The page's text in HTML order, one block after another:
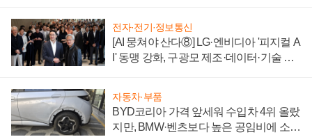
전자·전기·정보통신
[AI 뭉쳐야 산다⑧] LG·엔비디아 '피지컬 A
I' 동맹 강화, 구광모 제조·데이터·기술 결
자동차·부품
BYD코리아 가격 앞세워 수입차 4위 올랐
지만, BMW·벤츠보다 높은 공임비에 소비